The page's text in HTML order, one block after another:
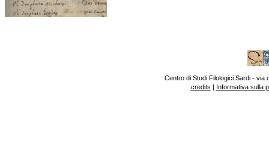
Centro di Studi Filologici Sardi - via
credits | Informativa sulla